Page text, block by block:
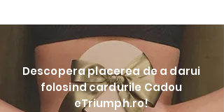
Descopera placerea de a darui
folosind cardurile Cadou
eTriumph.ro!